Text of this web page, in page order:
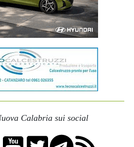
Calabria sui social